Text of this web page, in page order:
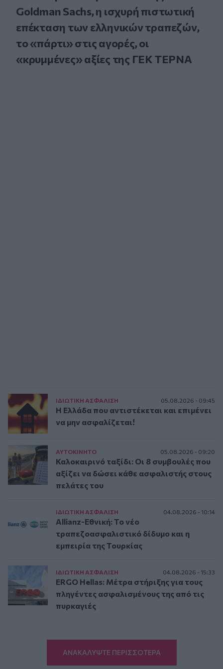
Goldman Sachs, η ισχυρή πιστωτική
επέκταση των ελληνικών τραπεζών,
το «πάρτι» στις αγορές, οι
«κρυμμένες» αξίες της ΓΕΚ ΤΕΡΝΑ
ΙΔΙΩΤΙΚΗ ΑΣΦAΛΙΣΗ 05.08.2026 - 09:45
Η Ελλάδα που αντιστέκεται και επιμένει
να μην ασφαλίζεται!
ΑΥΤΟΚΙΝΗΤΟ 05.08.2026 - 09:20
Καλοκαιρινό ταξίδι: Οι 8 συμβουλές που
αξίζει να δώσει κάθε ασφαλιστής στους
πελάτες του
ΙΔΙΩΤΙΚΗ ΑΣΦAΛΙΣΗ 04.08.2026 - 10:14
Allianz-Εθνική: Το νέο
τραπεζοασφαλιστικό δίδυμο και η
εμπειρία της Τουρκίας
ΙΔΙΩΤΙΚΗ ΑΣΦAΛΙΣΗ 04.08.2026 - 15:33
ERGO Hellas: Μέτρα στήριξης για τους
πληγέντες ασφαλισμένους της από τις
πυρκαγιές
ΑΝΑΚΑΛΥΨΤΕ ΠΕΡΙΣΣΟΤΕΡΑ